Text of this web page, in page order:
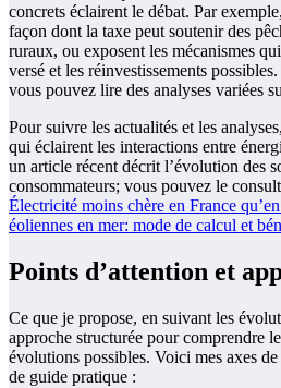
concrets éclairent le débat. Par
façon dont la taxe peut soutenir des
ruraux, ou exposent les mécanismes
versé et les réinvestissements
vous pouvez lire des analyses variées
Pour suivre les actualités et les
qui éclairent les interactions entre
un article récent décrit l’évolution des
consommateurs; vous pouvez le
Électricité moins chère en France
éoliennes en mer: mode de calcul et
Points d’attention et
Ce que je propose, en suivant les
approche structurée pour comprendre
évolutions possibles. Voici mes axes
de guide pratique :